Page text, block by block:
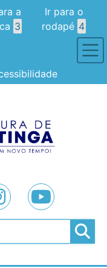
a
3
Ir para o
rodapé 4